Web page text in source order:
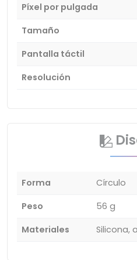
Píxel por pulgada
Tamaño
Pantalla táctil
Resolución
Forma
Círculo
Peso
56 g
Materiales
Silicona,